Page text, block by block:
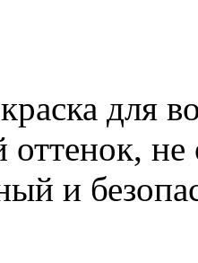
для
оттенок,
и